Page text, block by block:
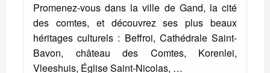
Promenez-vous dans la ville de Gand, la cité
des comtes, et découvrez ses plus beaux
héritages culturels : Beffroi, Cathédrale Saint-
Bavon, château des Comtes, Korenlei,
Vleeshuis, Église Saint-Nicolas, …